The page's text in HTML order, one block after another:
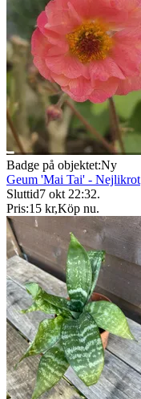
Badge på objektet:Ny
Geum 'Mai Tai' - Nejlikrot
Sluttid7 okt 22:32.
Pris:15 kr,Köp nu.